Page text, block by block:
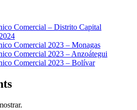
Comercial – Distrito Capital
Comercial 2023 – Monagas
Comercial 2023 – Anzoátegui
Comercial 2023 – Bolívar